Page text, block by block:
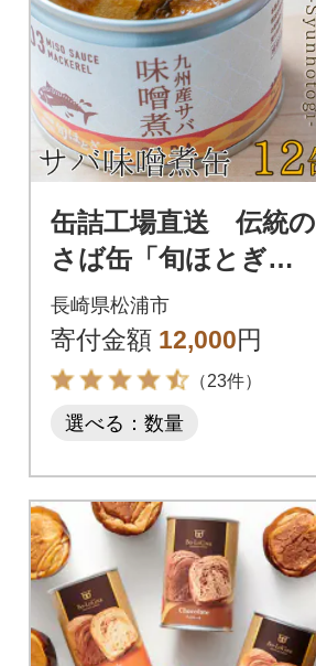
缶詰工場直送 伝統の
さば缶「旬ほとぎ」
味噌煮12缶
長崎県松浦市
寄付金額 12,000円
（23件）
選べる：数量